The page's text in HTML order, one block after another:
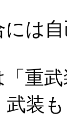
には
「重
武装